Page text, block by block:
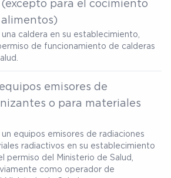
para el cocimiento
caldera en su establecimiento,
de funcionamiento de calderas
emisores de
o para materiales
equipos emisores de radiaciones
radiactivos en su establecimiento
permiso del Ministerio de Salud,
como operador de